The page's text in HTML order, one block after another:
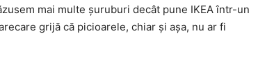
mai multe șuruburi decât pune IKEA într-un
grijă că picioarele, chiar și așa, nu ar fi